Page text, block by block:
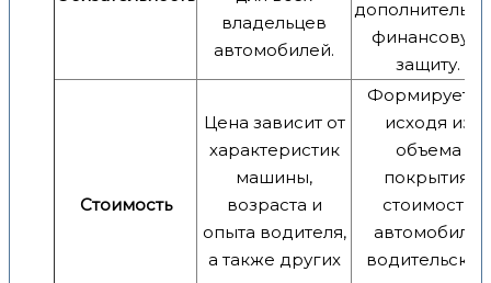
владельцев
автомобилей.
финансовую
защиту.
Стоимость
Цена зависит от
характеристик
машины,
возраста и
опыта водителя,
а также других
Формируется
исходя из
объема
покрытия,
стоимости
автомобиля,
водительской